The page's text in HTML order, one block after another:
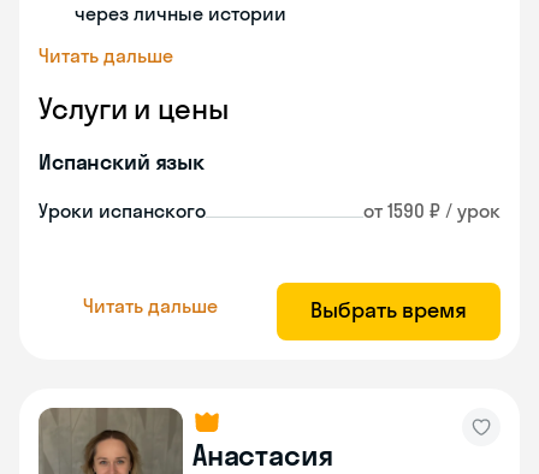
через личные истории
Читать дальше
Услуги и цены
Испанский язык
Уроки испанского от 1590 ₽ / урок
Читать дальше Выбрать время
Анастасия